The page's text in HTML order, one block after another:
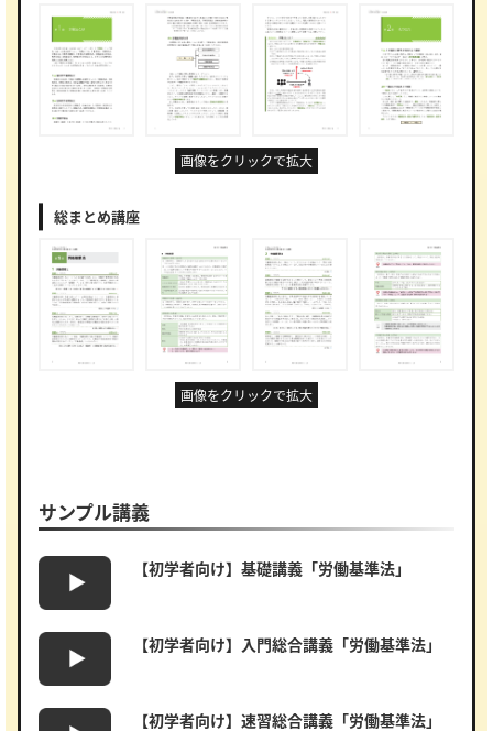
画像をクリックで拡大
総まとめ講座
画像をクリックで拡大
サンプル講義
【初学者向け】基礎講義「労働基準法」
【初学者向け】入門総合講義「労働基準法」
【初学者向け】速習総合講義「労働基準法」